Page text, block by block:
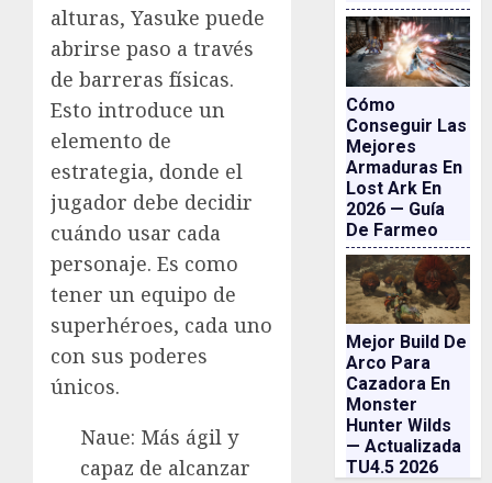
alturas, Yasuke puede
abrirse paso a través
de barreras físicas.
Esto introduce un
elemento de
estrategia, donde el
jugador debe decidir
cuándo usar cada
personaje. Es como
tener un equipo de
superhéroes, cada uno
con sus poderes
únicos.
Naue: Más ágil y
capaz de alcanzar
Cómo
Conseguir Las
Mejores
Armaduras En
Lost Ark En
2026 — Guía
De Farmeo
Mejor Build De
Arco Para
Cazadora En
Monster
Hunter Wilds
— Actualizada
TU4.5 2026